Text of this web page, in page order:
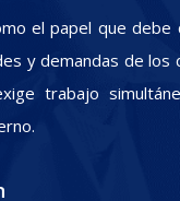
el papel que debe
y demandas de los
trabajo